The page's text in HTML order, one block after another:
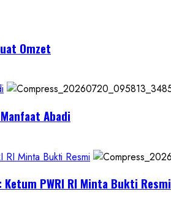
Omzet
Abadi
Minta Bukti Resmi
PWRI RI Minta Bukti Resmi